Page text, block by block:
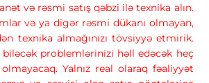
və rəsmi satış qəbzi ilə texnika alın.
və ya digər rəsmi dükanı olmayan,
texnika almağınızı tövsiyyə etmirik.
biləcək problemlərinizi həll edəcək heç
Yalnız real olaraq fəaliyyət